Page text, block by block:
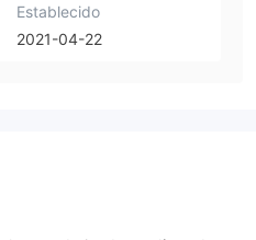
Establecido
2021-04-22